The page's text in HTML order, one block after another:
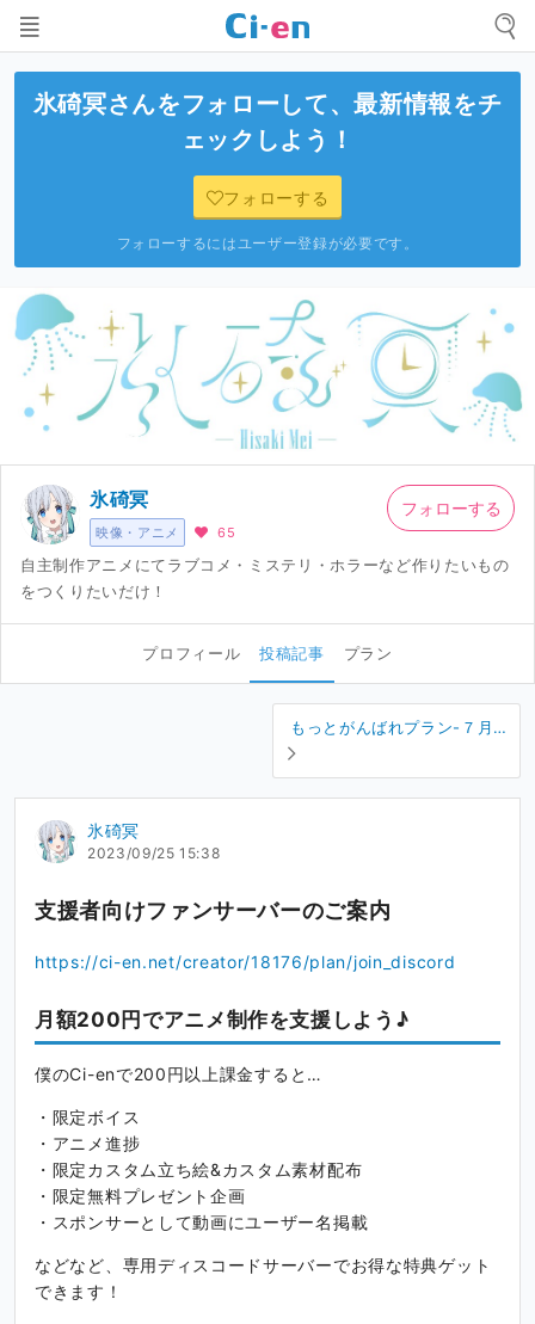
氷碕冥さんをフォローして、最新情報をチ
ェックしよう！
フォローする
フォローするにはユーザー登録が必要です。
映像・アニメ
氷碕冥
65
自主制作アニメにてラブコメ・ミステリ・ホラーなど作りたいもの
をつくりたいだけ！
フォローする
プロフィール 投稿記事 プラン
もっとがんばれプラン-７月の
氷碕冥
2023/09/25 15:38
支援者向けファンサーバーのご案内
https://ci-en.net/creator/18176/plan/join_discord
月額200円でアニメ制作を支援しよう♪
僕のCi-enで200円以上課金すると…
・限定ボイス
・アニメ進捗
・限定カスタム立ち絵&カスタム素材配布
・限定無料プレゼント企画
・スポンサーとして動画にユーザー名掲載
などなど、専用ディスコードサーバーでお得な特典ゲット
できます！